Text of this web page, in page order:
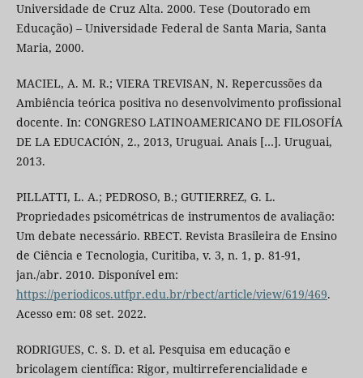
Universidade de Cruz Alta. 2000. Tese (Doutorado em
Educação) – Universidade Federal de Santa Maria, Santa
Maria, 2000.
MACIEL, A. M. R.; VIERA TREVISAN, N. Repercussões da
Ambiência teórica positiva no desenvolvimento profissional
docente. In: CONGRESO LATINOAMERICANO DE FILOSOFÍA
DE LA EDUCACIÓN, 2., 2013, Uruguai. Anais […]. Uruguai,
2013.
PILLATTI, L. A.; PEDROSO, B.; GUTIERREZ, G. L.
Propriedades psicométricas de instrumentos de avaliação:
Um debate necessário. RBECT. Revista Brasileira de Ensino
de Ciência e Tecnologia, Curitiba, v. 3, n. 1, p. 81-91,
jan./abr. 2010. Disponível em:
https://periodicos.utfpr.edu.br/rbect/article/view/619/469.
Acesso em: 08 set. 2022.
RODRIGUES, C. S. D. et al. Pesquisa em educação e
bricolagem científica: Rigor, multirreferencialidade e